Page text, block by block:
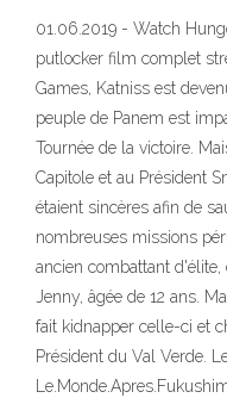
01.06.2019 - Watch
putlocker film complet
Games, Katniss est
peuple de Panem est
Tournée de la victoire.
Capitole et au Président
étaient sincères afin de
nombreuses missions
ancien combattant
Jenny, âgée de 12 ans.
fait kidnapper celle-ci et
Président du Val Verde.